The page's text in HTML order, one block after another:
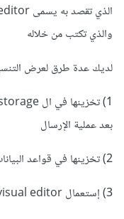
والذي تكتب من خلاله
لديك عدة طرق لعرض
بعد عملية الإرسال
2) تخزينها في قواعد البيانات ومن ثم إعادة إستدعائها وقت الحاجة
3) إستعمال visual editor جاهز يقوم لك بكل العمليات